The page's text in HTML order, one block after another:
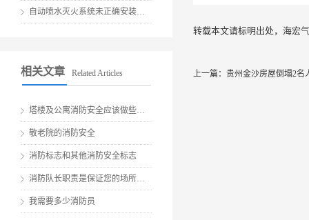
自动喷水灭火系统未正确安装就会有安全隐患
相关文章 Related Articles
塔楼及公寓消防安全应该做些什么？
敬老院的消防安全
消防标志和其他消防安全标志
消防队长职责是保证您的场所、员工和客户安全的关键
我需要多少消防员
转载本文请标明出处，海宏
上一篇： 贵州金沙房屋倒塌2名